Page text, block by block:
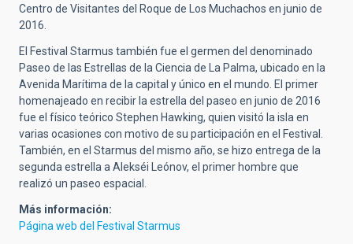
Centro de Visitantes del Roque de Los Muchachos en junio de
2016.
El Festival Starmus también fue el germen del denominado
Paseo de las Estrellas de la Ciencia de La Palma, ubicado en la
Avenida Marítima de la capital y único en el mundo. El primer
homenajeado en recibir la estrella del paseo en junio de 2016
fue el físico teórico Stephen Hawking, quien visitó la isla en
varias ocasiones con motivo de su participación en el Festival.
También, en el Starmus del mismo año, se hizo entrega de la
segunda estrella a Alekséi Leónov, el primer hombre que
realizó un paseo espacial.
Más información:
Página web del Festival Starmus